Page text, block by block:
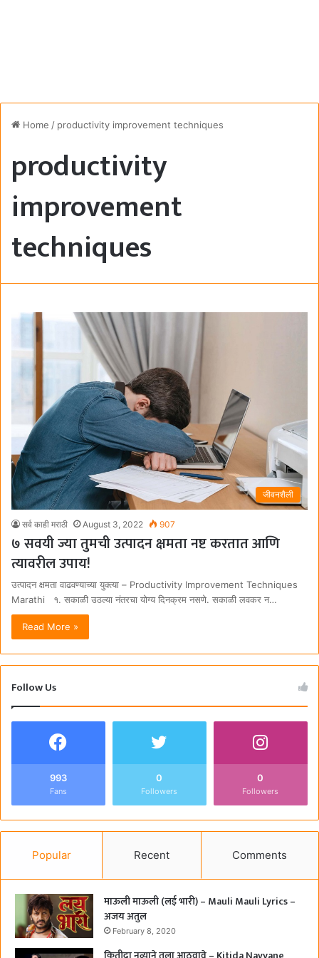
Home / productivity improvement techniques
productivity
improvement
techniques
जीवनशैली
सर्व काही मराठी August 3, 2022 907
७ सवयी ज्या तुमची उत्पादन क्षमता नष्ट करतात आणि
त्यावरील उपाय!
उत्पादन क्षमता वाढवण्याच्या युक्त्या – Productivity Improvement Techniques
Marathi १. सकाळी उठल्या नंतरचा योग्य दिनक्रम नसणे. सकाळी लवकर न…
Read More »
Follow Us
993
Fans
0
Followers
0
Followers
Popular Recent Comments
माऊली माऊली (लई भारी) – Mauli Mauli Lyrics –
अजय अतुल
February 8, 2020